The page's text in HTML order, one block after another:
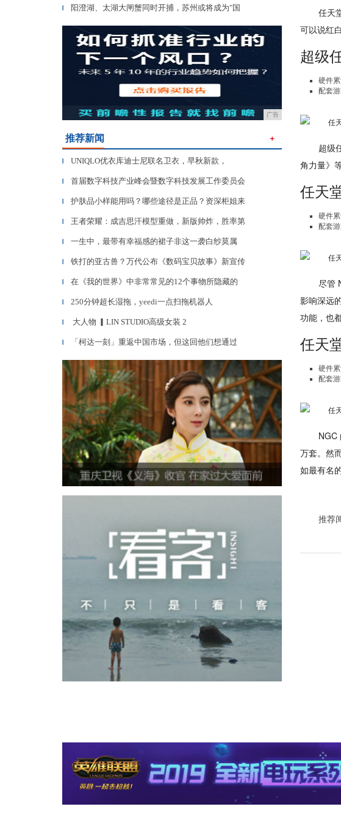
▎ 阳澄湖、太湖大闸蟹同时开捕，苏州或将成为"国
广告
推荐新闻 ＋
▎ UNIQLO优衣库迪士尼联名卫衣，早秋新款，
▎ 首届数字科技产业峰会暨数字科技发展工作委员会
▎ 护肤品小样能用吗？哪些途径是正品？资深柜姐来
▎ 王者荣耀：成吉思汗模型重做，新版帅炸，胜率第
▎ 一生中，最带有幸福感的裙子非这一袭白纱莫属
▎ 铁打的亚古兽？万代公布《数码宝贝故事》新宣传
▎ 在《我的世界》中非常常见的12个事物所隐藏的
▎ 250分钟超长湿拖，yeedi一点扫拖机器人
▎ 大人物 ▎LIN STUDIO高级女装 2
▎ 「柯达一刻」重返中国市场，但这回他们想通过
任天
可以说红
超级
硬件
配套
超级
角力量》
任天
硬件
配套
尽管
影响深远
功能，也
任天
硬件
配套
NGC
万套。然
如最有名
推荐